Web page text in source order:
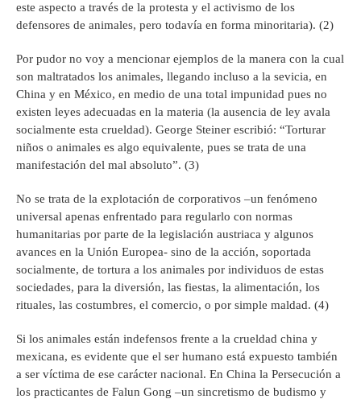
este aspecto a través de la protesta y el activismo de los
defensores de animales, pero todavía en forma minoritaria). (2)
Por pudor no voy a mencionar ejemplos de la manera con la cual
son maltratados los animales, llegando incluso a la sevicia, en
China y en México, en medio de una total impunidad pues no
existen leyes adecuadas en la materia (la ausencia de ley avala
socialmente esta crueldad). George Steiner escribió: “Torturar
niños o animales es algo equivalente, pues se trata de una
manifestación del mal absoluto”. (3)
No se trata de la explotación de corporativos –un fenómeno
universal apenas enfrentado para regularlo con normas
humanitarias por parte de la legislación austriaca y algunos
avances en la Unión Europea- sino de la acción, soportada
socialmente, de tortura a los animales por individuos de estas
sociedades, para la diversión, las fiestas, la alimentación, los
rituales, las costumbres, el comercio, o por simple maldad. (4)
Si los animales están indefensos frente a la crueldad china y
mexicana, es evidente que el ser humano está expuesto también
a ser víctima de ese carácter nacional. En China la Persecución a
los practicantes de Falun Gong –un sincretismo de budismo y